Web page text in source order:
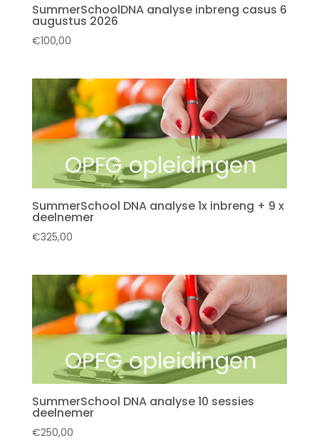
SummerSchoolDNA analyse inbreng casus 6
augustus 2026
€100,00
SummerSchool DNA analyse 1x inbreng + 9 x
deelnemer
€325,00
SummerSchool DNA analyse 10 sessies
deelnemer
€250,00